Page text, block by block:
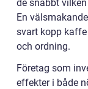
de snabbt
En
svart kopp
och ordning.
Företag som
effekter i både